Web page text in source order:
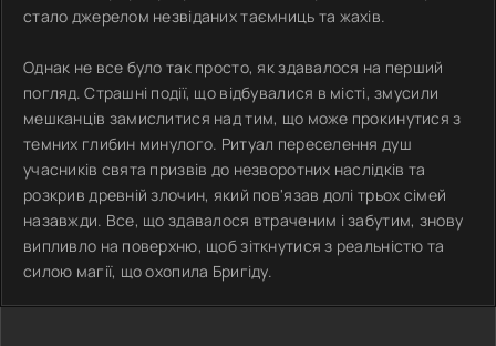
стало джерелом незвіданих таємниць та жахів.
Однак не все було так просто, як здавалося на перший
погляд. Страшні події, що відбувалися в місті, змусили
мешканців замислитися над тим, що може прокинутися з
темних глибин минулого. Ритуал переселення душ
учасників свята призвів до незворотних наслідків та
розкрив древній злочин, який пов'язав долі трьох сімей
назавжди. Все, що здавалося втраченим і забутим, знову
випливло на поверхню, щоб зіткнутися з реальністю та
силою магії, що охопила Бригіду.